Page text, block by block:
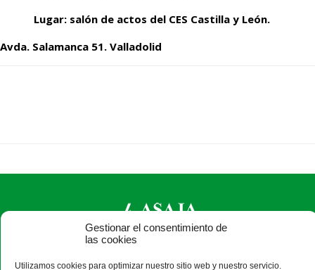
Gestionar el consentimiento de
las cookies
Utilizamos cookies para optimizar nuestro sitio web y nuestro servicio.
Lugar: salón de actos del CES Castilla y León.
Avda. Salamanca 51. Valladolid
ASAJA Zamora - Jóvenes Agricultores